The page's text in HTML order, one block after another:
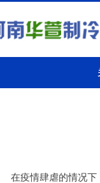
在疫情肆虐的情况